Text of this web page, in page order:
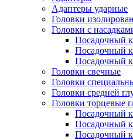
Адаптеры ударные
Головки
Головки с
Посадочный
Посадочный
Посадочный
Головки свечные
Головки
Головки средней
Головки торцевые
Посадочный
Посадочный
Посадочный